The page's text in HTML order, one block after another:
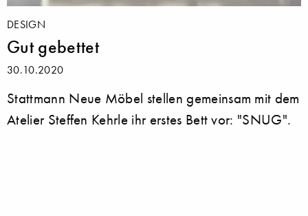
DESIGN
Gut gebettet
30.10.2020
Stattmann Neue Möbel stellen gemeinsam mit dem
Atelier Steffen Kehrle ihr erstes Bett vor: "SNUG".